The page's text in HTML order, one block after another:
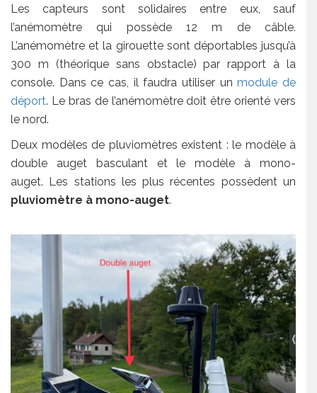
Les capteurs sont solidaires entre eux, sauf
l’anémomètre qui possède 12 m de câble.
L’anémomètre et la girouette sont déportables jusqu’à
300 m (théorique sans obstacle) par rapport à la
console. Dans ce cas, il faudra utiliser unmodule de
déport. Le bras de l’anémomètre doit être orienté vers
le nord.
Deux modèles de pluviomètres existent : le modèle à
double auget basculant et le modèle à mono-
auget. Les stations les plus récentes possèdent un
pluviomètre à mono-auget.